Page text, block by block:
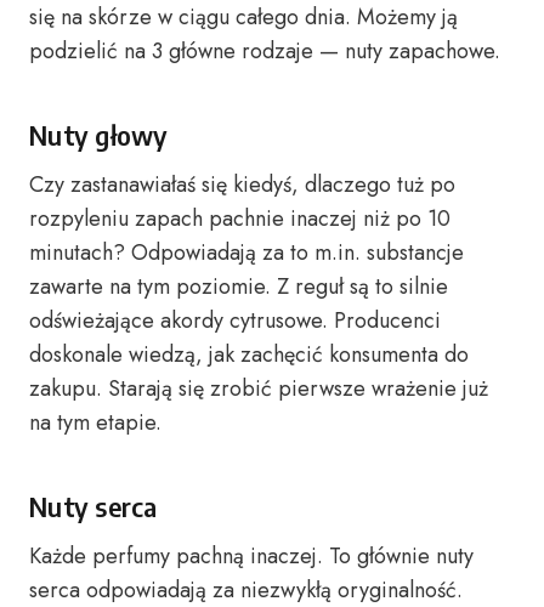
się na skórze w ciągu całego dnia. Możemy ją
podzielić na 3 główne rodzaje — nuty zapachowe.
Nuty głowy
Czy zastanawiałaś się kiedyś, dlaczego tuż po
rozpyleniu zapach pachnie inaczej niż po 10
minutach? Odpowiadają za to m.in. substancje
zawarte na tym poziomie. Z reguł są to silnie
odświeżające akordy cytrusowe. Producenci
doskonale wiedzą, jak zachęcić konsumenta do
zakupu. Starają się zrobić pierwsze wrażenie już
na tym etapie.
Nuty serca
Każde perfumy pachną inaczej. To głównie nuty
serca odpowiadają za niezwykłą oryginalność.